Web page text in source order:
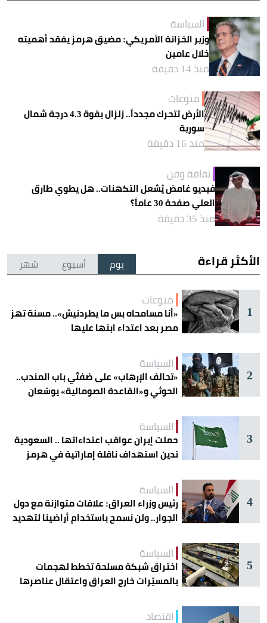
السياسة
وزير الخزانة الأمريكي: مضيق هرمز يفقد أهميته
خلال عامين
منذ 14 دقيقة
منوعات
الأرض تتحرك مجدداً.. زلزال بقوة 4.3 درجة شمال
سورية
منذ 16 دقيقة
ثقافة وفن
فيديو غامض يُشعل التكهنات.. هل يطوي طارق
العلي صفحة 30 عاماً؟
منذ 35 دقيقة
الأكثر قراءة يوم أسبوع شهر
1
منوعات
«أنا مسامحاه بس ما يطردنيش».. مسنة تهز
مصر بعد اعتداء ابنها عليها
2
السياسة
«تحالف الإرهاب» على ضفتَي باب المندب..
الحوثي و«القاعدة الصومالية» يوسّعان
3
السياسة
حملت إيران عواقب اعتداءاتها .. السعودية
تدين استهداف ناقلة إماراتية في هرمز
4
السياسة
رئيس وزراء العراق: علاقات متوازنة مع دول
الجوار.. ولن نسمح باستخدام أراضينا لتهديد
5
السياسة
اختراق شبكة مسلحة تخطط لهجمات
بالمسيّرات خارج العراق واعتقال عناصرها
اقتصاد